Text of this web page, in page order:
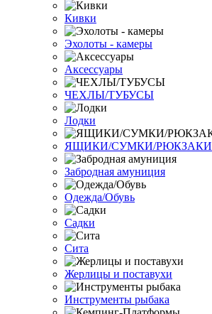
Кивки
Эхолоты - камеры
Аксессуары
ЧЕХЛЫ/ТУБУСЫ
Лодки
ЯЩИКИ/СУМКИ/РЮКЗАКИ
Забродная амуниция
Одежда/Обувь
Садки
Сита
Жерлицы и поставухи
Инструменты рыбака